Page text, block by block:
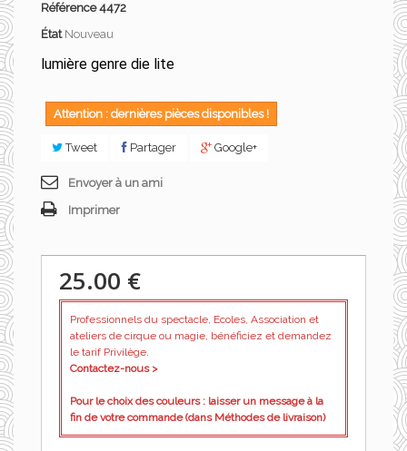
Référence 4472
État Nouveau
lumière genre die lite
Attention : dernières pièces disponibles !
Tweet Partager Google+
Envoyer à un ami
Imprimer
25.00 €
Professionnels du spectacle, Ecoles, Association et
ateliers de cirque ou magie, bénéficiez et demandez
le tarif Privilège.
Contactez-nous >
Pour le choix des couleurs : laisser un message à la
fin de votre commande (dans Méthodes de livraison)